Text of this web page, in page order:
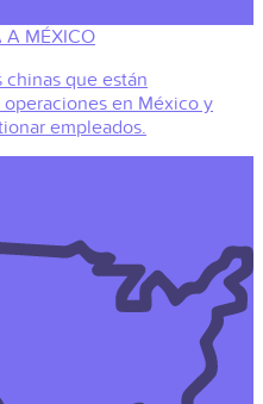
A MÉXICO
chinas que están
en México y
empleados.